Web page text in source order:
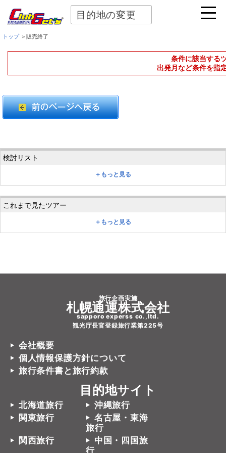
目的地の変更
トップ＞販売終了
条件に該当する
出発月など条件を指
＋もっと見る
＋もっと見る
旅行企画実施
札幌通運株式会社
sapporo experss co.,ltd.
観光庁長官登録旅行業第225号
会社概要
個人情報保護方針について
旅行条件書と旅行約款
目的地サイト
北海道旅行
沖縄旅行
関東旅行
名古屋・東海
旅行
関西旅行
中国・四国旅
行